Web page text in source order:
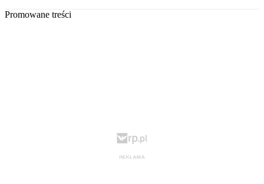
Promowane treści